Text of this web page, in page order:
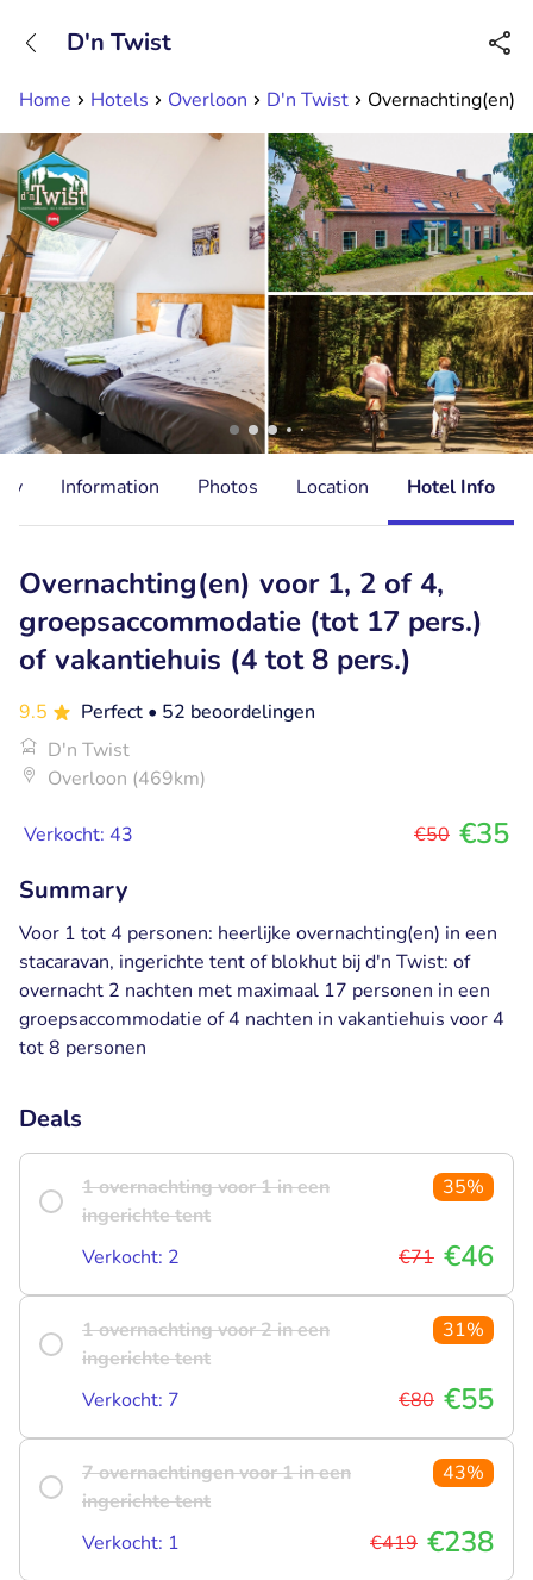
Available until 23:00
Home Hotels Overloon D'n Twist Overnachting(en)
D'n Twist
Information Photos Location Hotel Info
Overnachting(en) voor 1, 2 of 4,
groepsaccommodatie (tot 17 pers.)
of vakantiehuis (4 tot 8 pers.)
9.5 Perfect • 52 beoordelingen
D'n Twist
Overloon (469km)
Verkocht: 43 €50 €35
Summary
Voor 1 tot 4 personen: heerlijke overnachting(en) in een
stacaravan, ingerichte tent of blokhut bij d'n Twist: of
overnacht 2 nachten met maximaal 17 personen in een
groepsaccommodatie of 4 nachten in vakantiehuis voor 4
tot 8 personen
Deals
1 overnachting voor 1 in een
ingerichte tent
35%
Verkocht: 2 €71 €46
1 overnachting voor 2 in een
ingerichte tent
31%
Verkocht: 7 €80 €55
7 overnachtingen voor 1 in een
ingerichte tent
43%
Verkocht: 1 €419 €238